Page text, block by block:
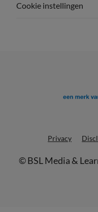
Cookie instellingen
Privacy
©BSL Media &